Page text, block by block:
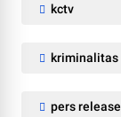
kctv
kriminalitas
pers release